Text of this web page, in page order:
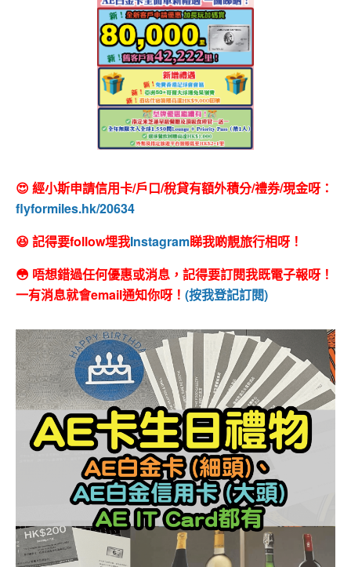
😍 經小斯申請信用卡/戶口/稅貸有額外積分/禮券/現金呀：
flyformiles.hk/20634
😆 記得要follow埋我Instagram睇我啲靚旅行相呀！
😳 唔想錯過任何優惠或消息，記得要訂閱我既電子報呀！
一有消息就會email通知你呀！ (按我登記訂閱)